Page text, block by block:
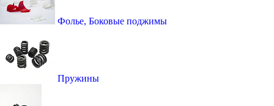
Фолье, Боковые поджимы
Пружины